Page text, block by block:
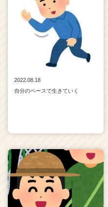
2022.08.18
自分のペースで生きていく